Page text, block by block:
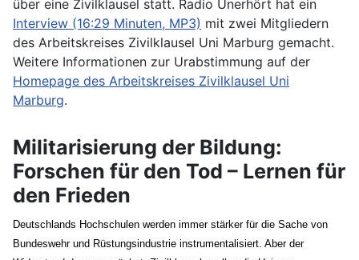
über eine Zivilklausel statt. Radio Unerhört hat ein
Interview (16:29 Minuten, MP3) mit zwei Mitgliedern
des Arbeitskreises Zivilklausel Uni Marburg gemacht.
Weitere Informationen zur Urabstimmung auf der
Homepage des Arbeitskreises Zivilklausel Uni
Marburg.
Militarisierung der Bildung:
Forschen für den Tod – Lernen für
den Frieden
Deutschlands Hochschulen werden immer stärker für die Sache von
Bundeswehr und Rüstungsindustrie instrumentalisiert. Aber der